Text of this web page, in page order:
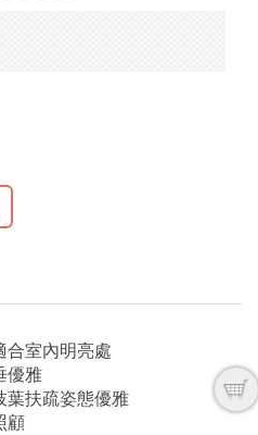
合室內明亮處
優雅
葉扶疏姿態優雅
顧